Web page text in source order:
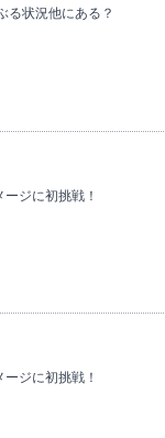
る状況他にある？
ジに初挑戦！
ジに初挑戦！